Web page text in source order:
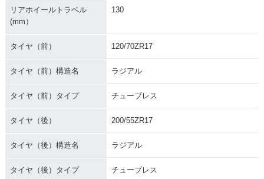
リアホイールトラベル
(mm）
130
タイヤ（前） 120/70ZR17
タイヤ（前）構造名 ラジアル
タイヤ（前）タイプ チューブレス
タイヤ（後） 200/55ZR17
タイヤ（後）構造名 ラジアル
タイヤ（後）タイプ チューブレス